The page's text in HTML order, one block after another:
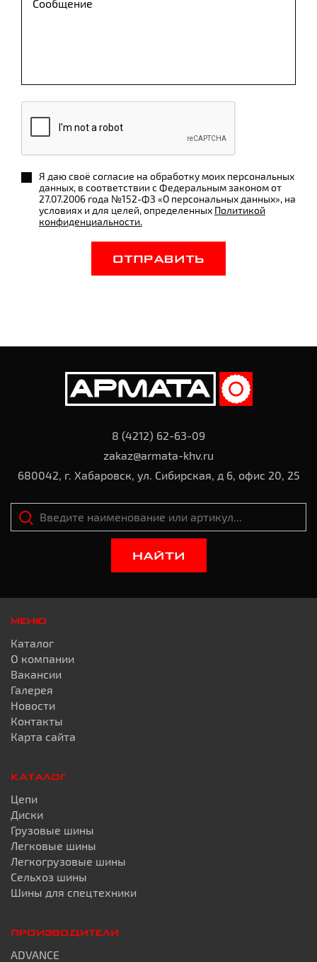
Я даю своё согласие на обработку моих персональных
данных, в соответствии с Федеральным законом от
27.07.2006 года №152-ФЗ «О персональных данных», на
условиях и для целей, определенных Политикой
конфиденциальности.
ОТПРАВИТЬ
8 (4212) 62-63-09
zakaz@armata-khv.ru
680042, г. Хабаровск, ул. Сибирская, д 6, офис 20, 25
НАЙТИ
МЕНЮ
Каталог
О компании
Вакансии
Галерея
Новости
Контакты
Карта сайта
КАТАЛОГ
Цепи
Диски
Грузовые шины
Легковые шины
Легкогрузовые шины
Сельхоз шины
Шины для спецтехники
ПРОИЗВОДИТЕЛИ
ADVANCE